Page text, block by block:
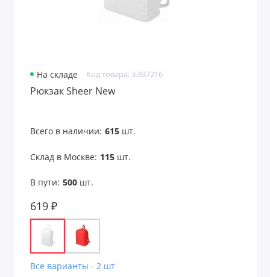
На складе Код товара: 3.937216
Рюкзак Sheer New
Всего в наличии: 615шт.
Склад в Москве: 115шт.
В пути: 500шт.
619 ₽
Все варианты - 2 шт